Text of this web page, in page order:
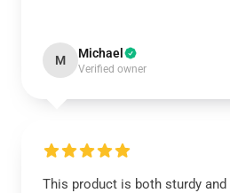
M Michael
Verified owner
This product is both sturdy and